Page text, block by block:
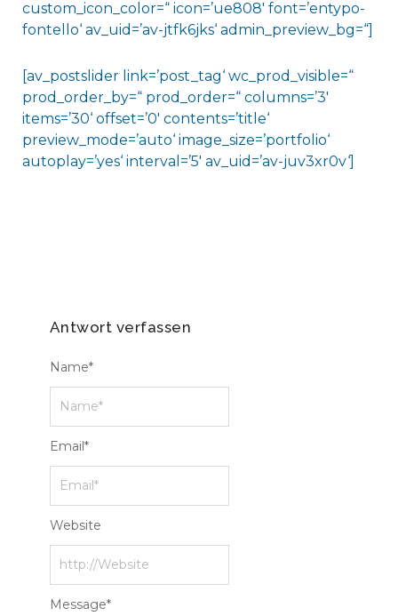
custom_icon_color=“ icon=’ue808′ font=’entypo-
fontello‘ av_uid=’av-jtfk6jks‘ admin_preview_bg=“]
[av_postslider link=’post_tag‘ wc_prod_visible=“
prod_order_by=“ prod_order=“ columns=’3′
items=’30‘ offset=’0′ contents=’title‘
preview_mode=’auto‘ image_size=’portfolio‘
autoplay=’yes‘ interval=’5′ av_uid=’av-juv3xr0v‘]
Antwort verfassen
Message*
Name*
Email*
Website